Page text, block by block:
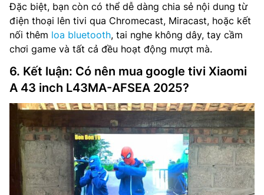
Đặc biệt, bạn còn có thể dễ dàng chia sẻ nội dung từ
điện thoại lên tivi qua Chromecast, Miracast, hoặc kết
nối thêm loa bluetooth, tai nghe không dây, tay cầm
chơi game và tất cả đều hoạt động mượt mà.
6. Kết luận: Có nên mua google tivi Xiaomi
A 43 inch L43MA-AFSEA 2025?